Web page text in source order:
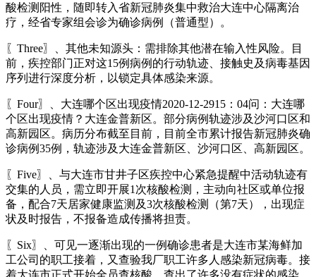
酸检测阳性，随即转入省新冠肺炎集中救治大连中心隔离治
疗，经省专家组会诊为确诊病例（普通型）。
〖Three〗、其他未知源头：需排除其他潜在输入性风险。目
前，疾控部门正对这15例病例的行动轨迹、接触史及病毒基因
序列进行深度分析，以锁定具体感染来源。
〖Four〗、大连哪个区出现疫情2020-12-2915：04问：大连哪
个区出现疫情？大连金普新区。部分病例轨迹涉及沙河口区和
高新园区。病历分布截至目前，目前全市累计报告新冠肺炎确
诊病例35例，轨迹涉及大连金普新区、沙河口区、高新园区。
〖Five〗、与大连市甘井子区疾控中心紧急提醒中活动轨迹有
交集的人员，需立即开展1次核酸检测，主动向社区或单位报
备，配合7天居家健康监测及3次核酸检测（第7天），出现症
状及时报告，不报备造成传播将担责。
〖Six〗、可见一逐渐出现的一例确诊患者是大连市某海鲜加
工公司的职工接着，又查验我厂职工许多人感染新冠病毒。接
着大连市正式开始全员查核酸，查出了许多没有症状的感染